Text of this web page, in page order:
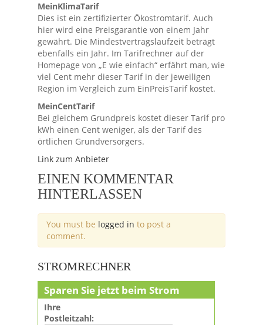
MeinKlimaTarif
Dies ist ein zertifizierter Ökostromtarif. Auch
hier wird eine Preisgarantie von einem Jahr
gewährt. Die Mindestvertragslaufzeit beträgt
ebenfalls ein Jahr. Im Tarifrechner auf der
Homepage von „E wie einfach“ erfährt man, wie
viel Cent mehr dieser Tarif in der jeweiligen
Region im Vergleich zum EinPreisTarif kostet.
MeinCentTarif
Bei gleichem Grundpreis kostet dieser Tarif pro
kWh einen Cent weniger, als der Tarif des
örtlichen Grundversorgers.
Link zum Anbieter
EINEN KOMMENTAR
HINTERLASSEN
You must be logged in to post a
comment.
STROMRECHNER
Sparen Sie jetzt beim Strom
Ihre
Postleitzahl: